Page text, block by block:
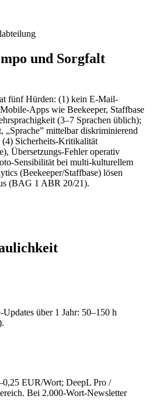
und Sorgfalt
fünf Hürden: (1) kein E-Mail-
Apps wie Beekeeper, Staffbase
(3–7 Sprachen üblich);
„Sprache” mittelbar diskriminierend
Sicherheits-Kritikalität
Übersetzungs-Fehler operativ
Sensibilität bei multi-kulturellem
(Beekeeper/Staffbase) lösen
(BAG 1 ABR 20/21).
über 1 Jahr: 50–150 h
EUR/Wort; DeepL Pro /
Bei 2.000-Wort-Newsletter